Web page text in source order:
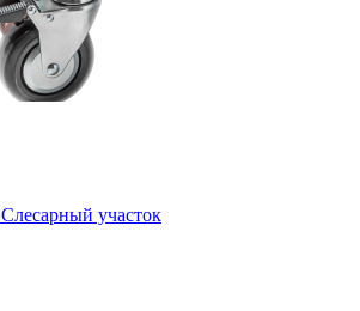
Слесарный участок